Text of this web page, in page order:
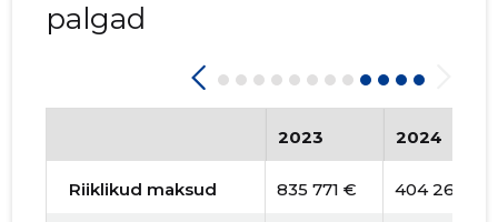
palgad
2023 2024
Riiklikud maksud 835 771 € 404 263 €